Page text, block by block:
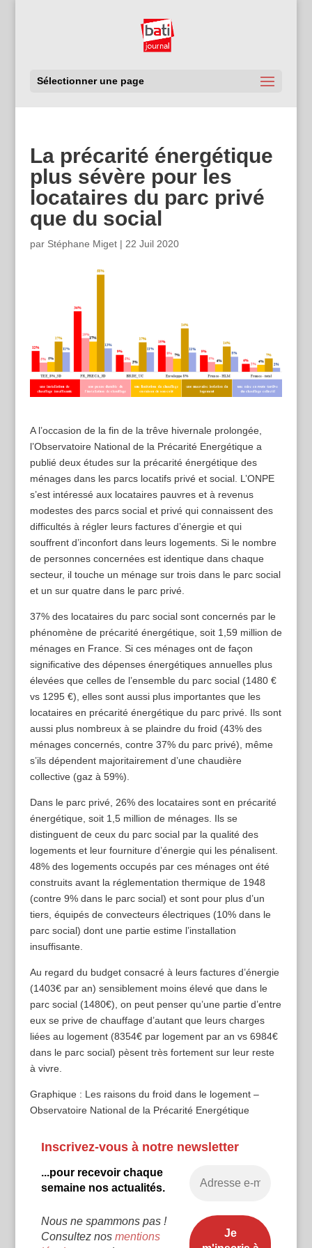
Sélectionner une page
La précarité énergétique
plus sévère pour les
locataires du parc privé
que du social
par Stéphane Miget| 22 Juil 2020
A l’occasion de la fin de la trêve hivernale prolongée,
l’Observatoire National de la Précarité Energétique a
publié deux études sur la précarité énergétique des
ménages dans les parcs locatifs privé et social. L’ONPE
s’est intéressé aux locataires pauvres et à revenus
modestes des parcs social et privé qui connaissent des
difficultés à régler leurs factures d’énergie et qui
souffrent d’inconfort dans leurs logements. Si le nombre
de personnes concernées est identique dans chaque
secteur, il touche un ménage sur trois dans le parc social
et un sur quatre dans le parc privé.
37% des locataires du parc social sont concernés par le
phénomène de précarité énergétique, soit 1,59 million de
ménages en France. Si ces ménages ont de façon
significative des dépenses énergétiques annuelles plus
élevées que celles de l’ensemble du parc social (1480 €
vs 1295 €), elles sont aussi plus importantes que les
locataires en précarité énergétique du parc privé. Ils sont
aussi plus nombreux à se plaindre du froid (43% des
ménages concernés, contre 37% du parc privé), même
s’ils dépendent majoritairement d’une chaudière
collective (gaz à 59%).
Dans le parc privé, 26% des locataires sont en précarité
énergétique, soit 1,5 million de ménages. Ils se
distinguent de ceux du parc social par la qualité des
logements et leur fourniture d’énergie qui les pénalisent.
48% des logements occupés par ces ménages ont été
construits avant la réglementation thermique de 1948
(contre 9% dans le parc social) et sont pour plus d’un
tiers, équipés de convecteurs électriques (10% dans le
parc social) dont une partie estime l’installation
insuffisante.
Au regard du budget consacré à leurs factures d’énergie
(1403€ par an) sensiblement moins élevé que dans le
parc social (1480€), on peut penser qu’une partie d’entre
eux se prive de chauffage d’autant que leurs charges
liées au logement (8354€ par logement par an vs 6984€
dans le parc social) pèsent très fortement sur leur reste
à vivre.
Graphique : Les raisons du froid dans le logement –
Observatoire National de la Précarité Energétique
Inscrivez-vous à notre newsletter
...pour recevoir chaque
semaine nos actualités.
Nous ne spammons pas !
Consultez nos mentions